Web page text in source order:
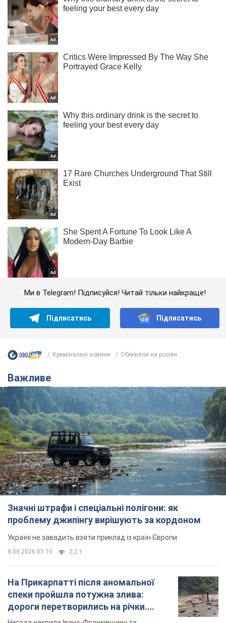
Ми в Telegram! Підписуйся! Читай тільки найкраще!
Підписатись Підписатись
Кримінальні новини Обміняли на росіян:...
Важливе
Значні штрафи і спеціальні полігони: як
проблему джипінгу вирішують за кордоном
Україні не завадить взяти приклад із країн Європи
8.08.2026 05:10 2,2 т.
На Прикарпатті після аномальної
спеки пройшла потужна злива:
дороги перетворились на річки.
Відео